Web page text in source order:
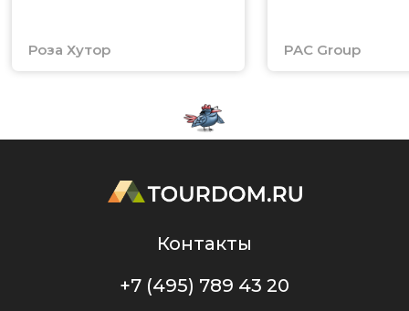
Роза Хутор PAC Group
Контакты
+7 (495) 789 43 20